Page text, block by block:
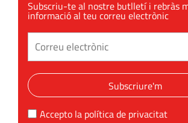
Subscriu-te al nostre butlletí i rebràs
informació al teu correu electrònic
Subscriure'm
Accepto la política de privacitat